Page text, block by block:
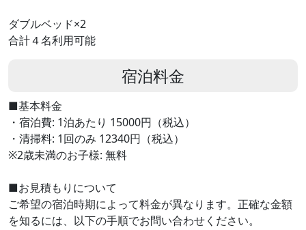
ダブルベッド×2
合計４名利用可能
宿泊料金
■基本料金
・宿泊費: 1泊あたり 15000円（税込）
・清掃料: 1回のみ 12340円（税込）
※2歳未満のお子様: 無料
■お見積もりについて
ご希望の宿泊時期によって料金が異なります。正確な金額
を知るには、以下の手順でお問い合わせください。